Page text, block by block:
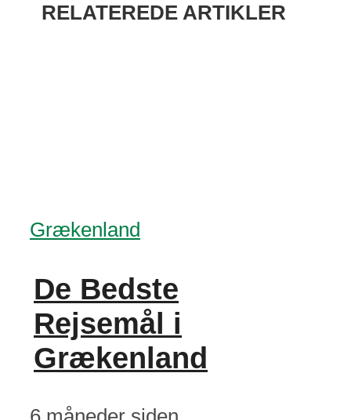
RELATEREDE ARTIKLER
Grækenland
De Bedste
Rejsemål i
Grækenland